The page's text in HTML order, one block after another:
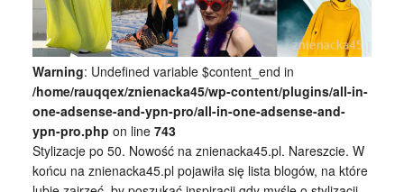
Warning: Undefined variable $content_end in
/home/rauqqex/znienacka45/wp-content/plugins/all-in-
one-adsense-and-ypn-pro/all-in-one-adsense-and-
ypn-pro.php on line 743
Stylizacje po 50. Nowość na znienacka45.pl. Nareszcie. W
końcu na znienacka45.pl pojawiła się lista blogów, na które